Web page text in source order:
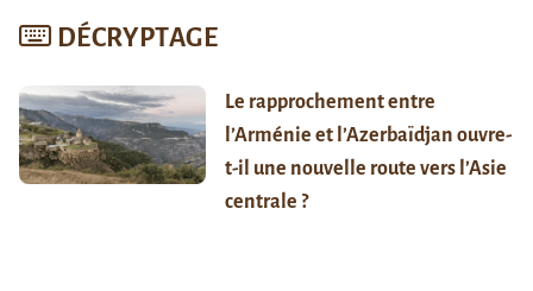
DÉCRYPTAGE
Le rapprochement entre
l’Arménie et l’Azerbaïdjan ouvre-
t-il une nouvelle route vers l’Asie
centrale ?